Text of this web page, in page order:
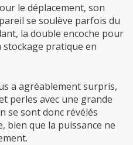
le déplacement, son
se soulève parfois du
la double encoche pour
pratique en
a agréablement surpris,
perles avec une grande
se sont donc révélés
bien que la puissance ne